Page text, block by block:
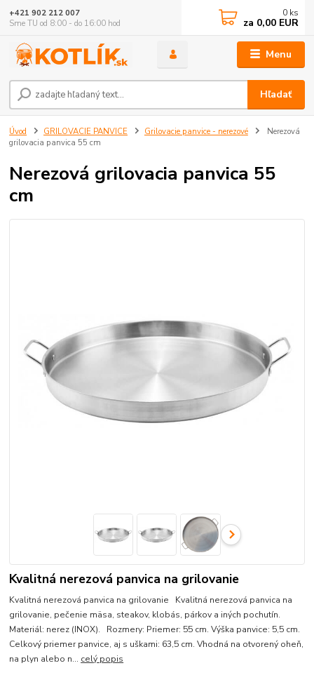
Menu
Hľadať
+421 902 212 007
Sme TU od 8:00 - do 16:00 hod
0 ks
za 0,00 EUR
Úvod GRILOVACIE PANVICE Grilovacie panvice - nerezové
Nerezová
grilovacia panvica 55 cm
Nerezová grilovacia panvica 55
cm
Kvalitná nerezová panvica na grilovanie
Kvalitná nerezová panvica na grilovanie Kvalitná nerezová panvica na
grilovanie, pečenie mäsa, steakov, klobás, párkov a iných pochutín.
Materiál: nerez (INOX). Rozmery: Priemer: 55 cm. Výška panvice: 5,5 cm.
Celkový priemer panvice, aj s uškami: 63,5 cm. Vhodná na otvorený oheň,
na plyn alebo n... celý popis